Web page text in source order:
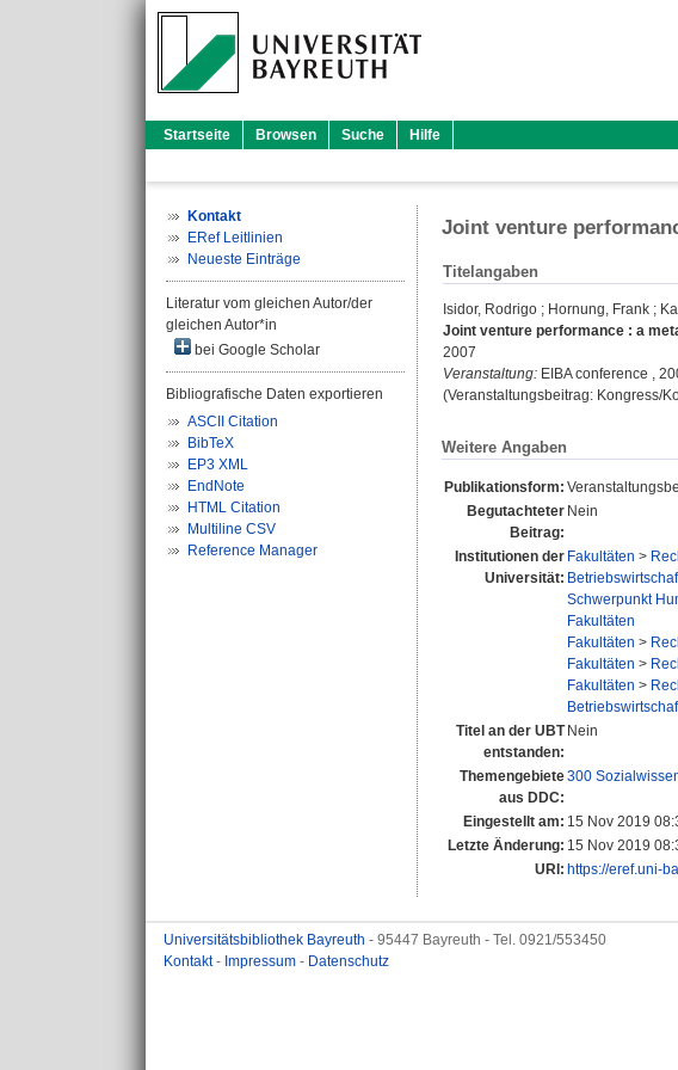
Startseite Browsen Suche Hilfe
Kontakt
ERef Leitlinien
Neueste Einträge
Literatur vom gleichen Autor/der
gleichen Autor*in
bei Google Scholar
Bibliografische Daten exportieren
ASCII Citation
BibTeX
EP3 XML
EndNote
HTML Citation
Multiline CSV
Reference Manager
Joint venture
Titelangaben
Isidor, Rodrigo ; Hornung, Frank ;
Joint venture performance : a
2007
Veranstaltung: EIBA conference ,
(Veranstaltungsbeitrag: Kongress/
Weitere Angaben
Publikationsform:
Begutachteter
Beitrag:
Nein
Institutionen der
Universität:
Fakultäten >
Schwerpunkt
Fakultäten
Fakultäten >
Fakultäten >
Fakultäten >
Titel an der UBT
entstanden:
Nein
Themengebiete
aus DDC:
300
Eingestellt am: 15 Nov 2019
Letzte Änderung: 15 Nov 2019
URI: https://eref.uni-
Universitätsbibliothek Bayreuth - 95447 Bayreuth - Tel. 0921/553450
Kontakt- Impressum - Datenschutz